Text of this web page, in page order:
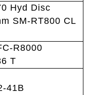
Hyd Disc
SM-RT800 CL
R8000
T
41B